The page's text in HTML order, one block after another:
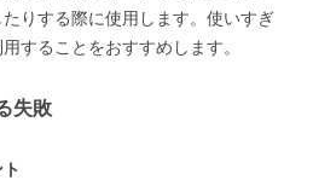
りする際に使用します。使いすぎ
することをおすすめします。
失敗